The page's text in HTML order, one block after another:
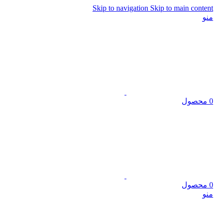
Skip to navigation Skip to main content
منو
0 محصول
0 محصول
منو